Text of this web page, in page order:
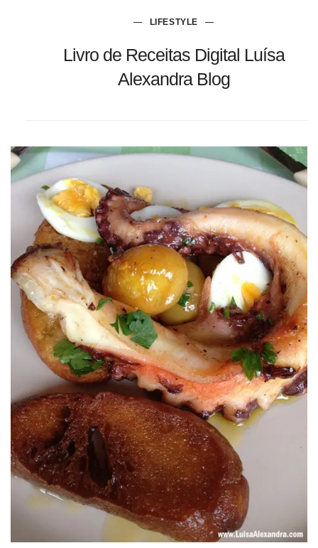
LIFESTYLE
Livro de Receitas Digital Luísa
Alexandra Blog